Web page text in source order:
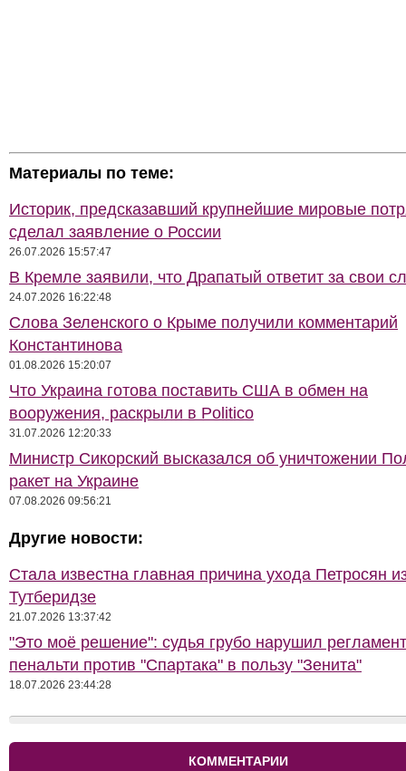
Материалы по теме:
Историк, предсказавший крупнейшие мировые
сделал заявление о России
26.07.2026 15:57:47
В Кремле заявили, что Драпатый ответит за свои
24.07.2026 16:22:48
Слова Зеленского о Крыме получили комментарий
Константинова
01.08.2026 15:20:07
Что Украина готова поставить США в обмен на
вооружения, раскрыли в Politico
31.07.2026 12:20:33
Министр Сикорский высказался об уничтожении
ракет на Украине
07.08.2026 09:56:21
Другие новости:
Стала известна главная причина ухода Петросян
Тутберидзе
21.07.2026 13:37:42
"Это моё решение": судья грубо нарушил регламент
пенальти против "Спартака" в пользу "Зенита"
18.07.2026 23:44:28
КОММЕНТАРИИ